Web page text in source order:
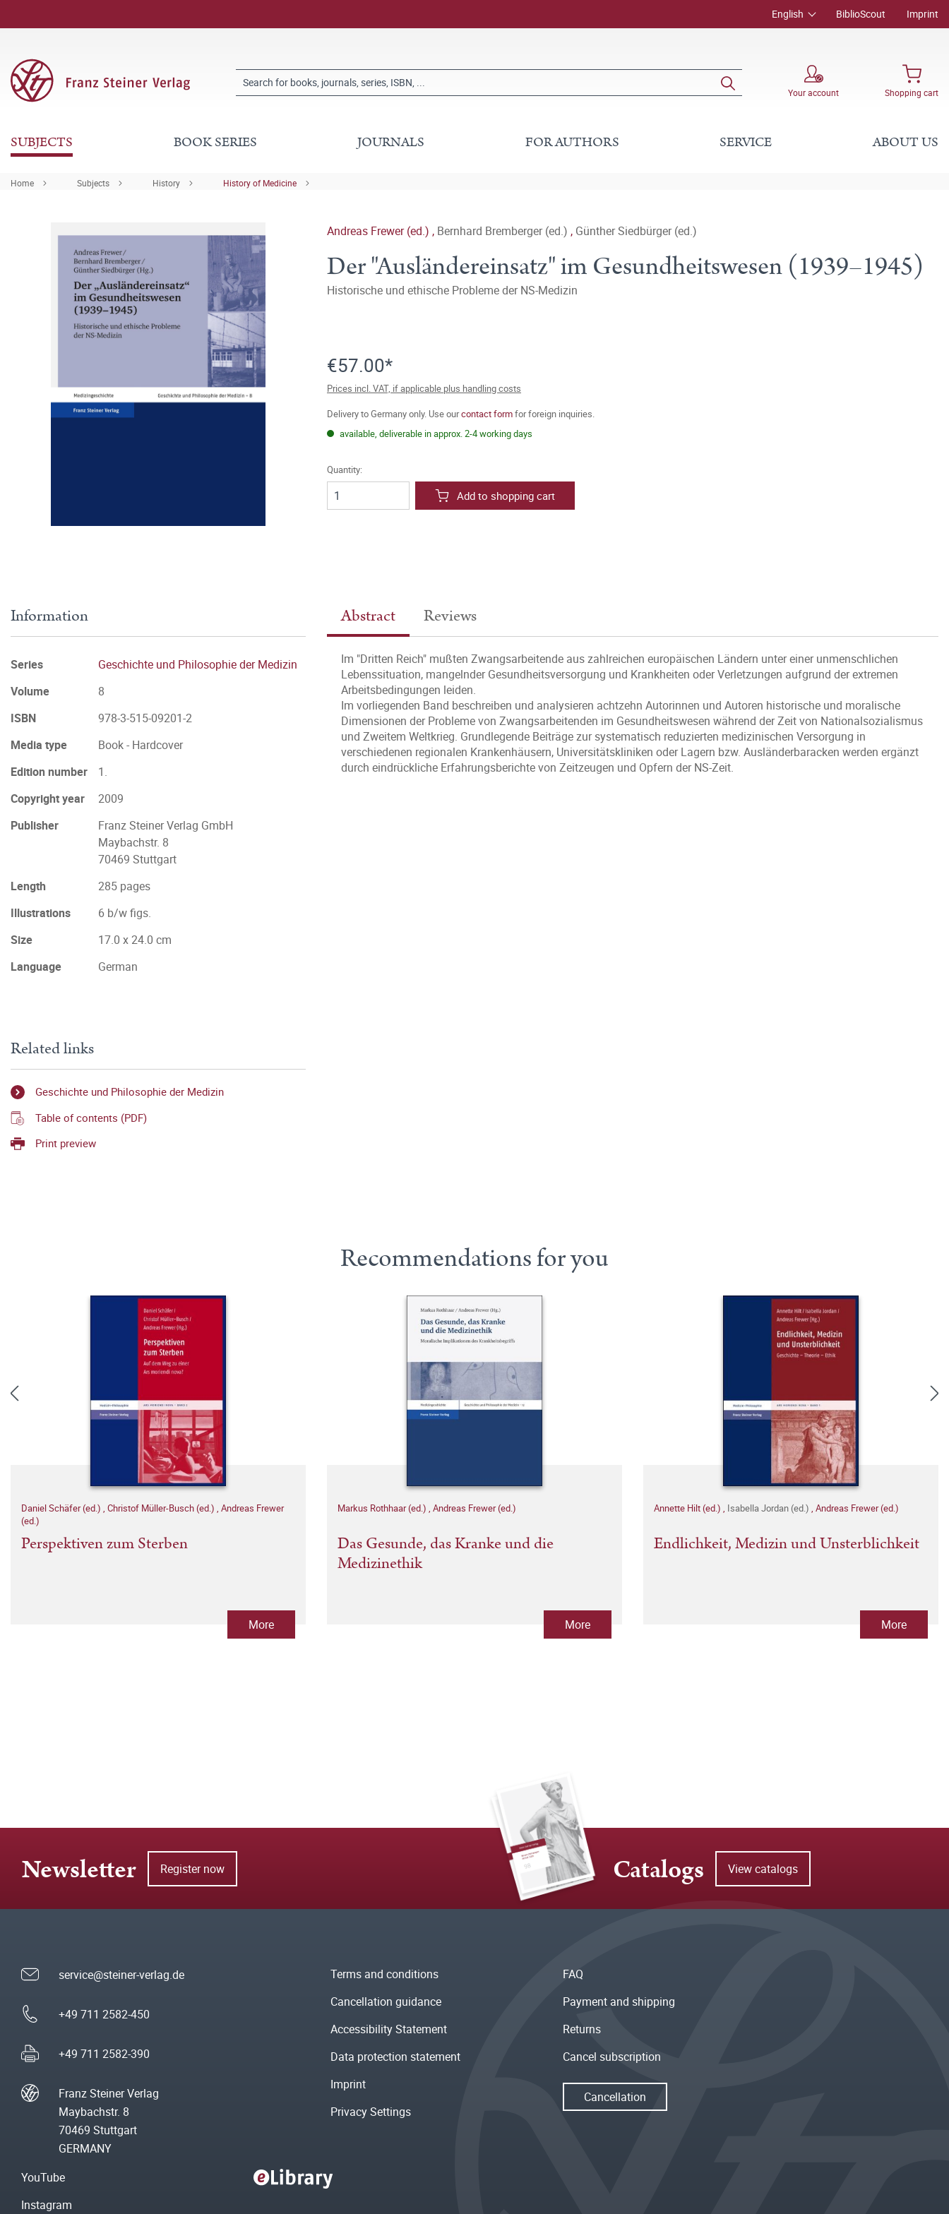
English BiblioScout Imprint
Your account Shopping cart
SUBJECTS BOOK SERIES JOURNALS FOR AUTHORS SERVICE ABOUT US
Home Subjects History History of Medicine
Andreas Frewer (ed.) , Bernhard Bremberger (ed.) , Günther Siedbürger (ed.)
Der "Ausländereinsatz" im Gesundheitswesen (1939–1945)
Historische und ethische Probleme der NS-Medizin
€57.00*
Prices incl. VAT, if applicable plus handling costs
Delivery to Germany only. Use ourcontact formfor foreign inquiries.
available, deliverable in approx. 2-4 working days
Quantity:
Add to shopping cart
Abstract Reviews
Im "Dritten Reich" mußten Zwangsarbeitende aus zahlreichen europäischen Ländern unter einer unmenschlichen
Lebenssituation, mangelnder Gesundheitsversorgung und Krankheiten oder Verletzungen aufgrund der extremen
Arbeitsbedingungen leiden.
Im vorliegenden Band beschreiben und analysieren achtzehn Autorinnen und Autoren historische und moralische
Dimensionen der Probleme von Zwangsarbeitenden im Gesundheitswesen während der Zeit von Nationalsozialismus
und Zweitem Weltkrieg. Grundlegende Beiträge zur systematisch reduzierten medizinischen Versorgung in
verschiedenen regionalen Krankenhäusern, Universitätskliniken oder Lagern bzw. Ausländerbaracken werden ergänzt
durch eindrückliche Erfahrungsberichte von Zeitzeugen und Opfern der NS-Zeit.
Information
Series
Geschichte und Philosophie der Medizin
Volume
8
ISBN
978-3-515-09201-2
Media type
Book - Hardcover
Edition number
1.
Copyright year
2009
Publisher
Franz Steiner Verlag GmbH
Maybachstr. 8
70469 Stuttgart
Length
285 pages
Illustrations
6 b/w figs.
Size
17.0 x 24.0 cm
Language
German
Related links
Geschichte und Philosophie der Medizin
Table of contents (PDF)
Print preview
Recommendations for you
Daniel Schäfer (ed.) , Christof Müller-Busch (ed.) , Andreas Frewer
(ed.)
Perspektiven zum Sterben
More
Markus Rothhaar (ed.) , Andreas Frewer (ed.)
Das Gesunde, das Kranke und die
Medizinethik
More
Annette Hilt (ed.) , Isabella Jordan (ed.) , Andreas Frewer (ed.)
Endlichkeit, Medizin und Unsterblichkeit
More
Newsletter Register now Catalogs View catalogs
service@steiner-verlag.de
+49 711 2582-450
+49 711 2582-390
Franz Steiner Verlag
Maybachstr. 8
70469 Stuttgart
GERMANY
Terms and conditions
Cancellation guidance
Accessibility Statement
Data protection statement
Imprint
Privacy Settings
FAQ
Payment and shipping
Returns
Cancel subscription
Cancellation
YouTube
Instagram